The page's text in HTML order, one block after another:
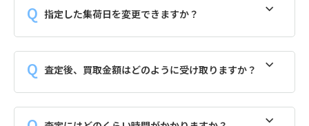
指定した集荷日を変更できますか？
査定後、買取金額はどのように受け取りますか？